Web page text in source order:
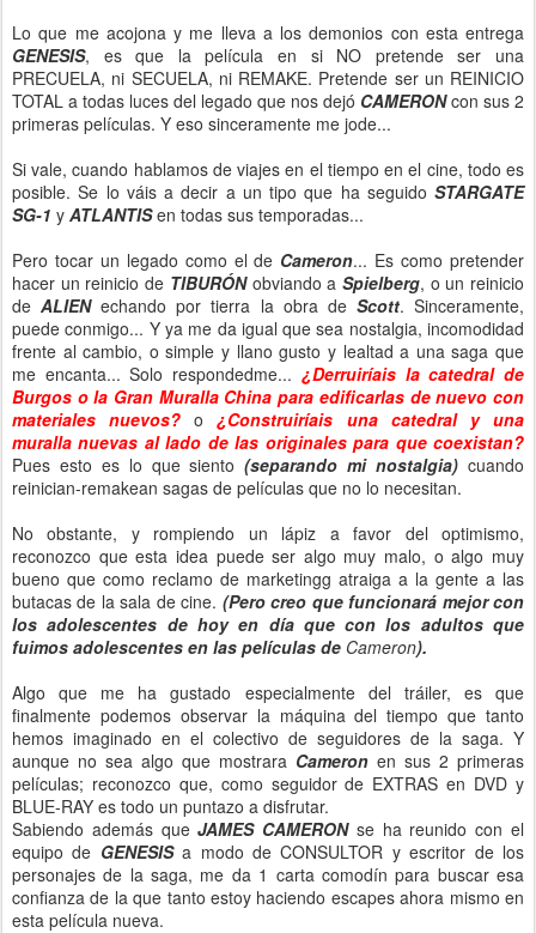
Lo que me acojona y me lleva a los demonios con esta entrega
GENESIS, es que la película en si NO pretende ser una
PRECUELA, ni SECUELA, ni REMAKE. Pretende ser un REINICIO
TOTAL a todas luces del legado que nos dejó CAMERONcon sus 2
primeras películas. Y eso sinceramente me jode...
Si vale, cuando hablamos de viajes en el tiempo en el cine, todo es
posible. Se lo váis a decir a un tipo que ha seguido STARGATE
SG-1 y ATLANTISen todas sus temporadas...
Pero tocar un legado como el de Cameron... Es como pretender
hacer un reinicio de TIBURÓNobviando a Spielberg, o un reinicio
deALIENechando por tierra la obra de Scott. Sinceramente,
puede conmigo... Y ya me da igual que sea nostalgia, incomodidad
frente al cambio, o simple y llano gusto y lealtad a una saga que
me encanta... Solo respondedme... ¿Derruiríais la catedral de
Burgos o la Gran Muralla China para edificarlas de nuevo con
materiales nuevos? o ¿Construiríais una catedral y una
muralla nuevas al lado de las originales para que coexistan?
Pues esto es lo que siento(separando mi nostalgia) cuando
reinician-remakean sagas de películas que no lo necesitan.
No obstante, y rompiendo un lápiz a favor del optimismo,
reconozco que esta idea puede ser algo muy malo, o algo muy
bueno que como reclamo de marketingg atraiga a la gente a las
butacas de la sala de cine. (Pero creo que funcionará mejor con
los adolescentes de hoy en día que con los adultos que
fuimos adolescentes en las películas de Cameron).
Algo que me ha gustado especialmente del tráiler, es que
finalmente podemos observar la máquina del tiempo que tanto
hemos imaginado en el colectivo de seguidores de la saga. Y
aunque no sea algo que mostrara Cameron en sus 2 primeras
películas; reconozco que, como seguidor de EXTRAS en DVD y
BLUE-RAY es todo un puntazo a disfrutar.
Sabiendo además queJAMES CAMERON se ha reunido con el
equipo de GENESISa modo de CONSULTOR y escritor de los
personajes de la saga, me da 1 carta comodín para buscar esa
confianza de la que tanto estoy haciendo escapes ahora mismo en
esta película nueva.